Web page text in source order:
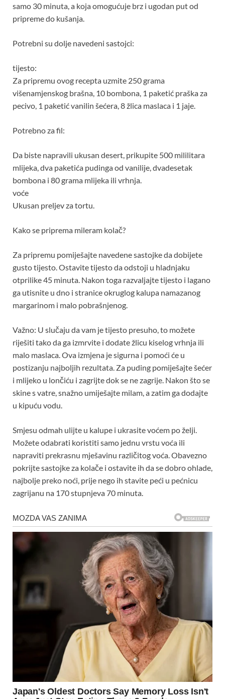
samo 30 minuta, a koja omogućuje brz i ugodan put od
pripreme do kušanja.
Potrebni su dolje navedeni sastojci:
tijesto:
Za pripremu ovog recepta uzmite 250 grama
višenamjenskog brašna, 10 bombona, 1 paketić praška za
pecivo, 1 paketić vanilin šećera, 8 žlica maslaca i 1 jaje.
Potrebno za fil:
Da biste napravili ukusan desert, prikupite 500 mililitara
mlijeka, dva paketića pudinga od vanilije, dvadesetak
bombona i 80 grama mlijeka ili vrhnja.
voće
Ukusan preljev za tortu.
Kako se priprema mileram kolač?
Za pripremu pomiješajte navedene sastojke da dobijete
gusto tijesto. Ostavite tijesto da odstoji u hladnjaku
otprilike 45 minuta. Nakon toga razvaljajte tijesto i lagano
ga utisnite u dno i stranice okruglog kalupa namazanog
margarinom i malo pobrašnjenog.
Važno: U slučaju da vam je tijesto presuho, to možete
riješiti tako da ga izmrvite i dodate žlicu kiselog vrhnja ili
malo maslaca. Ova izmjena je sigurna i pomoći će u
postizanju najboljih rezultata. Za puding pomiješajte šećer
i mlijeko u lončiću i zagrijte dok se ne zagrije. Nakon što se
skine s vatre, snažno umiješajte milam, a zatim ga dodajte
u kipuću vodu.
Smjesu odmah ulijte u kalupe i ukrasite voćem po želji.
Možete odabrati koristiti samo jednu vrstu voća ili
napraviti prekrasnu mješavinu različitog voća. Obavezno
pokrijte sastojke za kolače i ostavite ih da se dobro ohlade,
najbolje preko noći, prije nego ih stavite peći u pećnicu
zagrijanu na 170 stupnjeva 70 minuta.